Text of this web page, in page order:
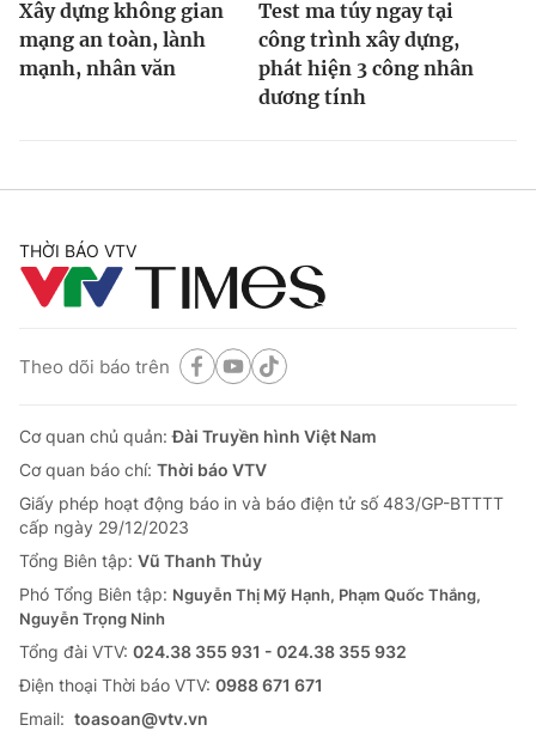
Xây dựng không gian
mạng an toàn, lành
mạnh, nhân văn
Test ma túy ngay tại
công trình xây dựng,
phát hiện 3 công nhân
dương tính
THỜI BÁO VTV
Theo dõi báo trên
Cơ quan chủ quản:Đài Truyền hình Việt Nam
Cơ quan báo chí: Thời báo VTV
Giấy phép hoạt động báo in và báo điện tử số 483/GP-BTTTT
cấp ngày 29/12/2023
Tổng Biên tập: Vũ Thanh Thủy
Phó Tổng Biên tập: Nguyễn Thị Mỹ Hạnh, Phạm Quốc Thắng,
Nguyễn Trọng Ninh
Tổng đài VTV: 024.38 355 931 - 024.38 355 932
Ðiện thoại Thời báo VTV: 0988 671 671
Email: toasoan@vtv.vn